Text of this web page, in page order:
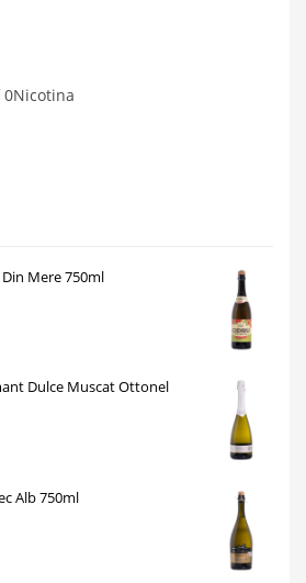
0Nicotina
Mere 750ml
Dulce Muscat Ottonel
Alb 750ml